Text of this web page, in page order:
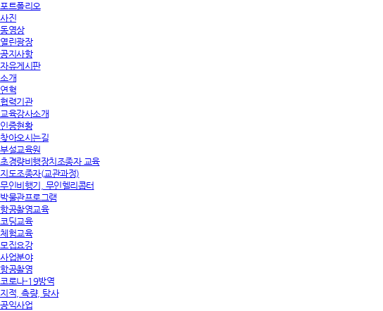
포트폴리오
사진
동영상
열린광장
공지사항
자유게시판
소개
연혁
협력기관
교육강사소개
인증현황
찾아오시는길
부설교육원
초경량비행장치조종자 교육
지도조종자(교관과정)
무인비행기, 무인헬리콥터
박물관프로그램
항공촬영교육
코딩교육
체험교육
모집요강
사업분야
항공촬영
코로나-19방역
지적, 측량, 탐사
공익사업